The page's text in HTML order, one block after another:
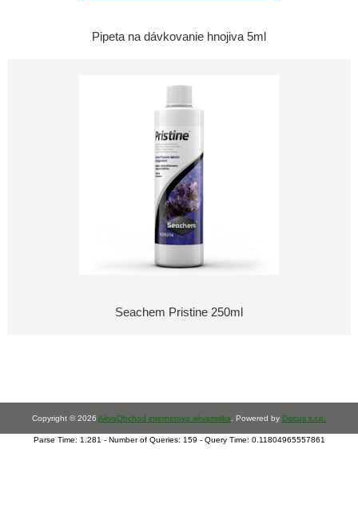
Pipeta na dávkovanie hnojiva 5ml
Seachem Pristine 250ml
Copyright © 2026 AkvaObchod internetova akvaristika . Powered by Discus s.r.o.
Parse Time: 1.281 - Number of Queries: 159 - Query Time: 0.11804965557861